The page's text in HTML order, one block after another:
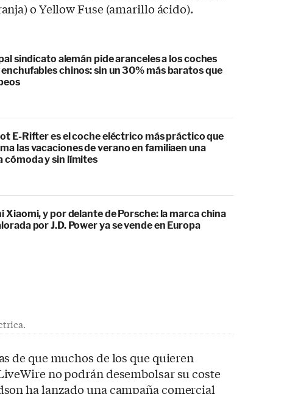
o Yellow Fuse (amarillo ácido).
sindicato alemán pide aranceles a los coches
chinos: sin un 30% más baratos que
E-Rifter es el coche eléctrico más práctico que
las vacaciones de verano en familiaen una
cómoda y sin límites
Xiaomi, y por delante de Porsche: la marca china
por J.D. Power ya se vende en Europa
de que muchos de los que quieren
no podrán desembolsar su coste
ha lanzado una campaña comercial